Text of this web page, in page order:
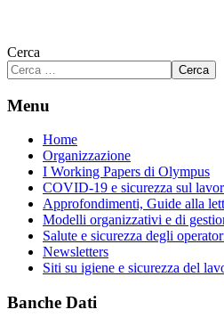
Cerca
Cerca
Menu
Home
Organizzazione
I Working Papers di Olympus
COVID-19 e sicurezza sul
Approfondimenti, Guide alla
Modelli organizzativi e di
Salute e sicurezza degli
Newsletters
Siti su igiene e sicurezza del
Banche Dati